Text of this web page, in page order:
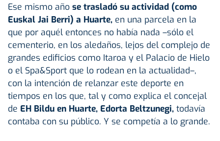
Ese mismo año se trasladó su actividad (como
Euskal Jai Berri) a Huarte, en una parcela en la
que por aquél entonces no había nada –sólo el
cementerio, en los aledaños, lejos del complejo de
grandes edificios como Itaroa y el Palacio de Hielo
o el Spa&Sport que lo rodean en la actualidad–,
con la intención de relanzar este deporte en
tiempos en los que, tal y como explica el concejal
de EH Bildu en Huarte, Edorta Beltzunegi, todavía
contaba con su público. Y se competía a lo grande.